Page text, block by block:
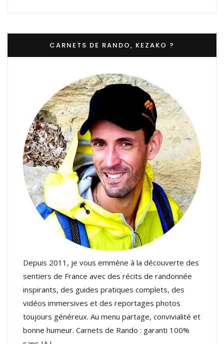
CARNETS DE RANDO, KEZAKO ?
Depuis 2011, je vous emmène à la découverte des
sentiers de France avec des récits de randonnée
inspirants, des guides pratiques complets, des
vidéos immersives et des reportages photos
toujours généreux. Au menu partage, convivialité et
bonne humeur. Carnets de Rando : garanti 100%